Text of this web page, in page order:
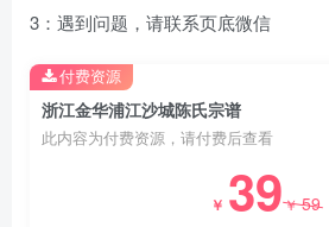
3：遇到问题，请联系页底微信
浙江金华浦江沙城陈氏宗谱
此内容为付费资源，请付费后查看
￥ 39￥59
付费资源